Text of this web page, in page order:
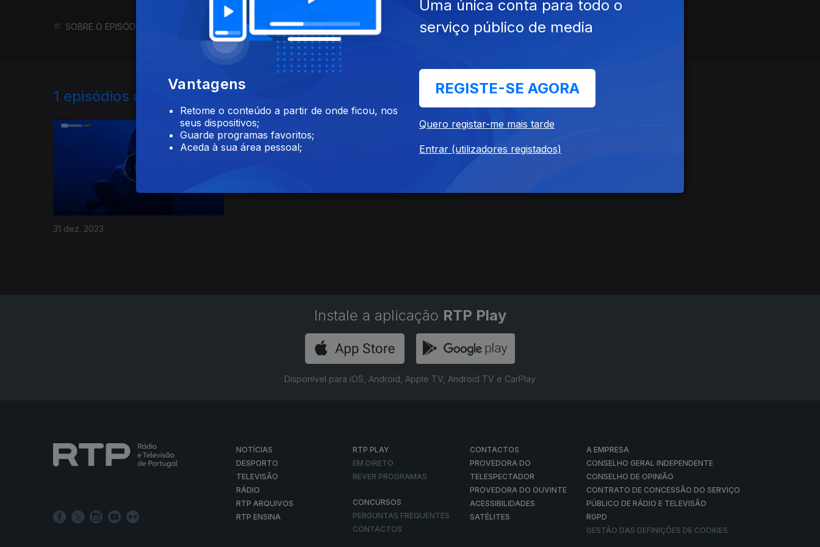
SOBRE O EPISÓDIO SOBRE O PROGRAMA SITE ACESSIBILIDADES PARTILHA
1 episódios disponíveis
31 dez. 2023
738419
Instale a aplicação RTP Play
Disponível para iOS, Android, Apple TV, Android TV e CarPlay
NOTÍCIAS
DESPORTO
TELEVISÃO
RÁDIO
RTP ARQUIVOS
RTP ENSINA
RTP PLAY
EM DIRETO
REVER PROGRAMAS
CONCURSOS
PERGUNTAS FREQUENTES
CONTACTOS
CONTACTOS
PROVEDORA DO
TELESPECTADOR
PROVEDORA DO OUVINTE
ACESSIBILIDADES
SATÉLITES
A EMPRESA
CONSELHO GERAL INDEPENDENTE
CONSELHO DE OPINIÃO
CONTRATO DE CONCESSÃO DO SERVIÇO
PÚBLICO DE RÁDIO E TELEVISÃO
RGPD
GESTÃO DAS DEFINIÇÕES DE COOKIES
Vantagens
Retome o conteúdo a partir de onde ficou, nos
seus dispositivos;
Guarde programas favoritos;
Aceda à sua área pessoal;
Uma única conta para todo o
serviço público de media
REGISTE-SE AGORA
Quero registar-me mais tarde
Entrar (utilizadores registados)